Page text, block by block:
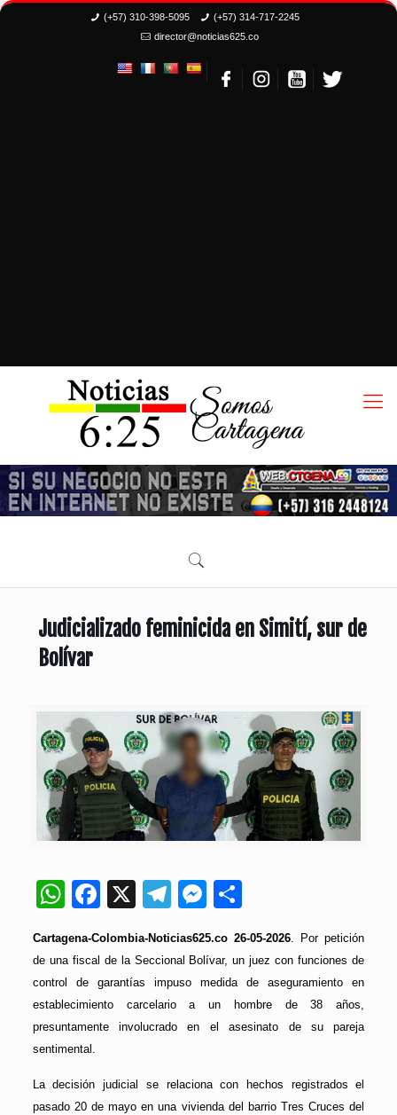
(+57) 310-398-5095
(+57) 314-717-2245
director@noticias625.co
Judicializado feminicida en Simití, sur de
Bolívar
WhatsApp
Facebook
X Telegram
Messenger
Cartagena-Colombia-Noticias625.co 26-05-2026. Por petición
de una fiscal de la Seccional Bolívar, un juez con funciones de
control de garantías impuso medida de aseguramiento en
establecimiento carcelario a un hombre de 38 años,
presuntamente involucrado en el asesinato de su pareja
sentimental.
La decisión judicial se relaciona con hechos registrados el
pasado 20 de mayo en una vivienda del barrio Tres Cruces del